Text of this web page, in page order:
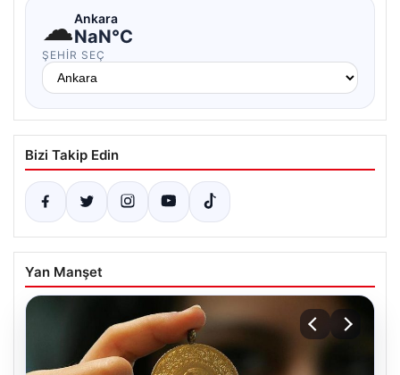
☁Ankara
NaN°C
ŞEHIR SEÇ
Bizi Takip Edin
Yan Manşet